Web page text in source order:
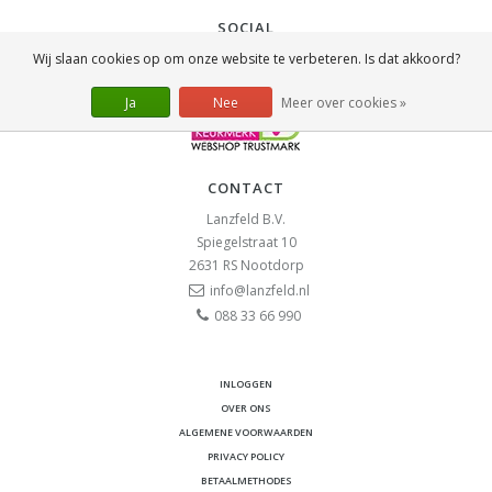
SOCIAL
CONTACT
Lanzfeld B.V.
Spiegelstraat 10
2631 RS Nootdorp
info@lanzfeld.nl
088 33 66 990
INLOGGEN
OVER ONS
ALGEMENE VOORWAARDEN
PRIVACY POLICY
BETAALMETHODES
Wij slaan cookies op om onze website te verbeteren. Is dat akkoord?
Ja Nee Meer over cookies »